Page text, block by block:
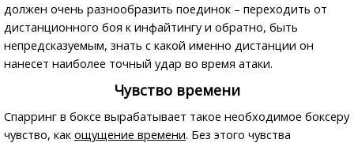
должен очень разнообразить поединок – переходить от
дистанционного боя к инфайтингу и обратно, быть
непредсказуемым, знать с какой именно дистанции он
нанесет наиболее точный удар во время атаки.
Чувство времени
Спарринг в боксе вырабатывает такое необходимое боксеру
чувство, как ощущение времени. Без этого чувства